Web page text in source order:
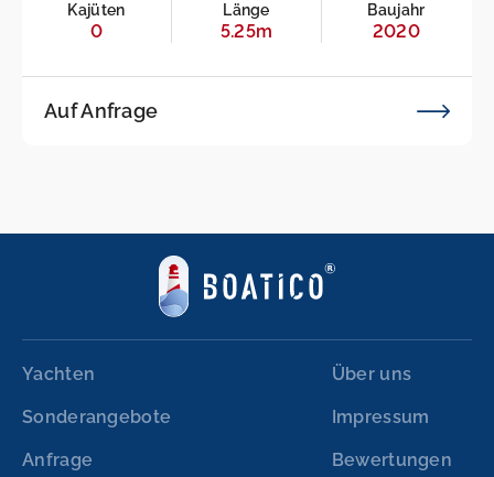
Kajüten
0
Länge
5.25m
Baujahr
2020
Auf Anfrage
Yachten
Sonderangebote
Anfrage
Über uns
Impressum
Bewertungen